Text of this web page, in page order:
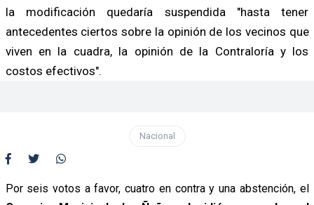
la modificación quedaría suspendida "hasta tener
antecedentes ciertos sobre la opinión de los vecinos que
viven en la cuadra, la opinión de la Contraloría y los
costos efectivos".
Nacional
Por seis votos a favor, cuatro en contra y una abstención, el